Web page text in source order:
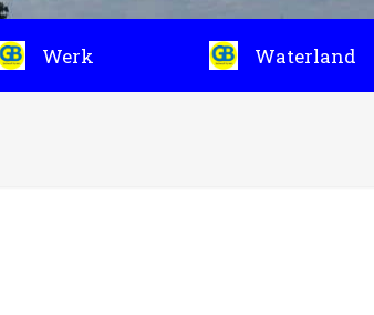
Werk Waterland